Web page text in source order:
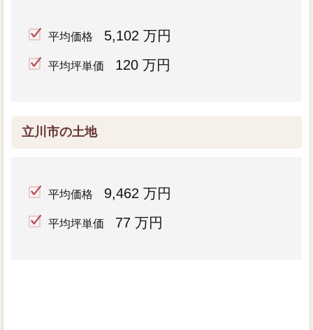
平均価格 5,102 万円
平均坪単価 120 万円
立川市の土地
平均価格 9,462 万円
平均坪単価 77 万円